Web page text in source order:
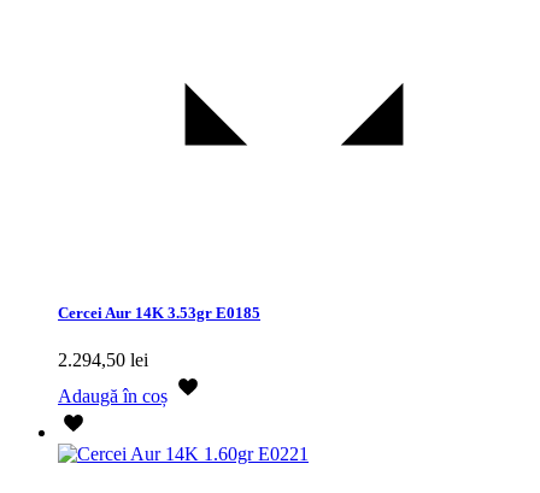
Cercei Aur 14K 3.53gr E0185
2.294,50 lei
Adaugă în coș